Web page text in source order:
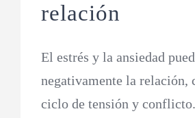
relación
El estrés y la ansiedad
negativamente la relación,
ciclo de tensión y conflicto.